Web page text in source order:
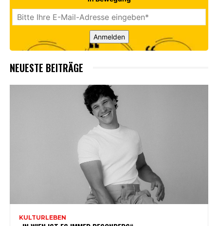
Anmelden
NEUESTE BEITRÄGE
KULTURLEBEN